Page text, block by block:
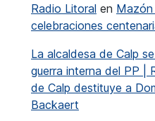
Radio Litoral en Mazón
celebraciones
La alcaldesa de Calp
guerra interna del PP |
de Calp destituye a
Backaert